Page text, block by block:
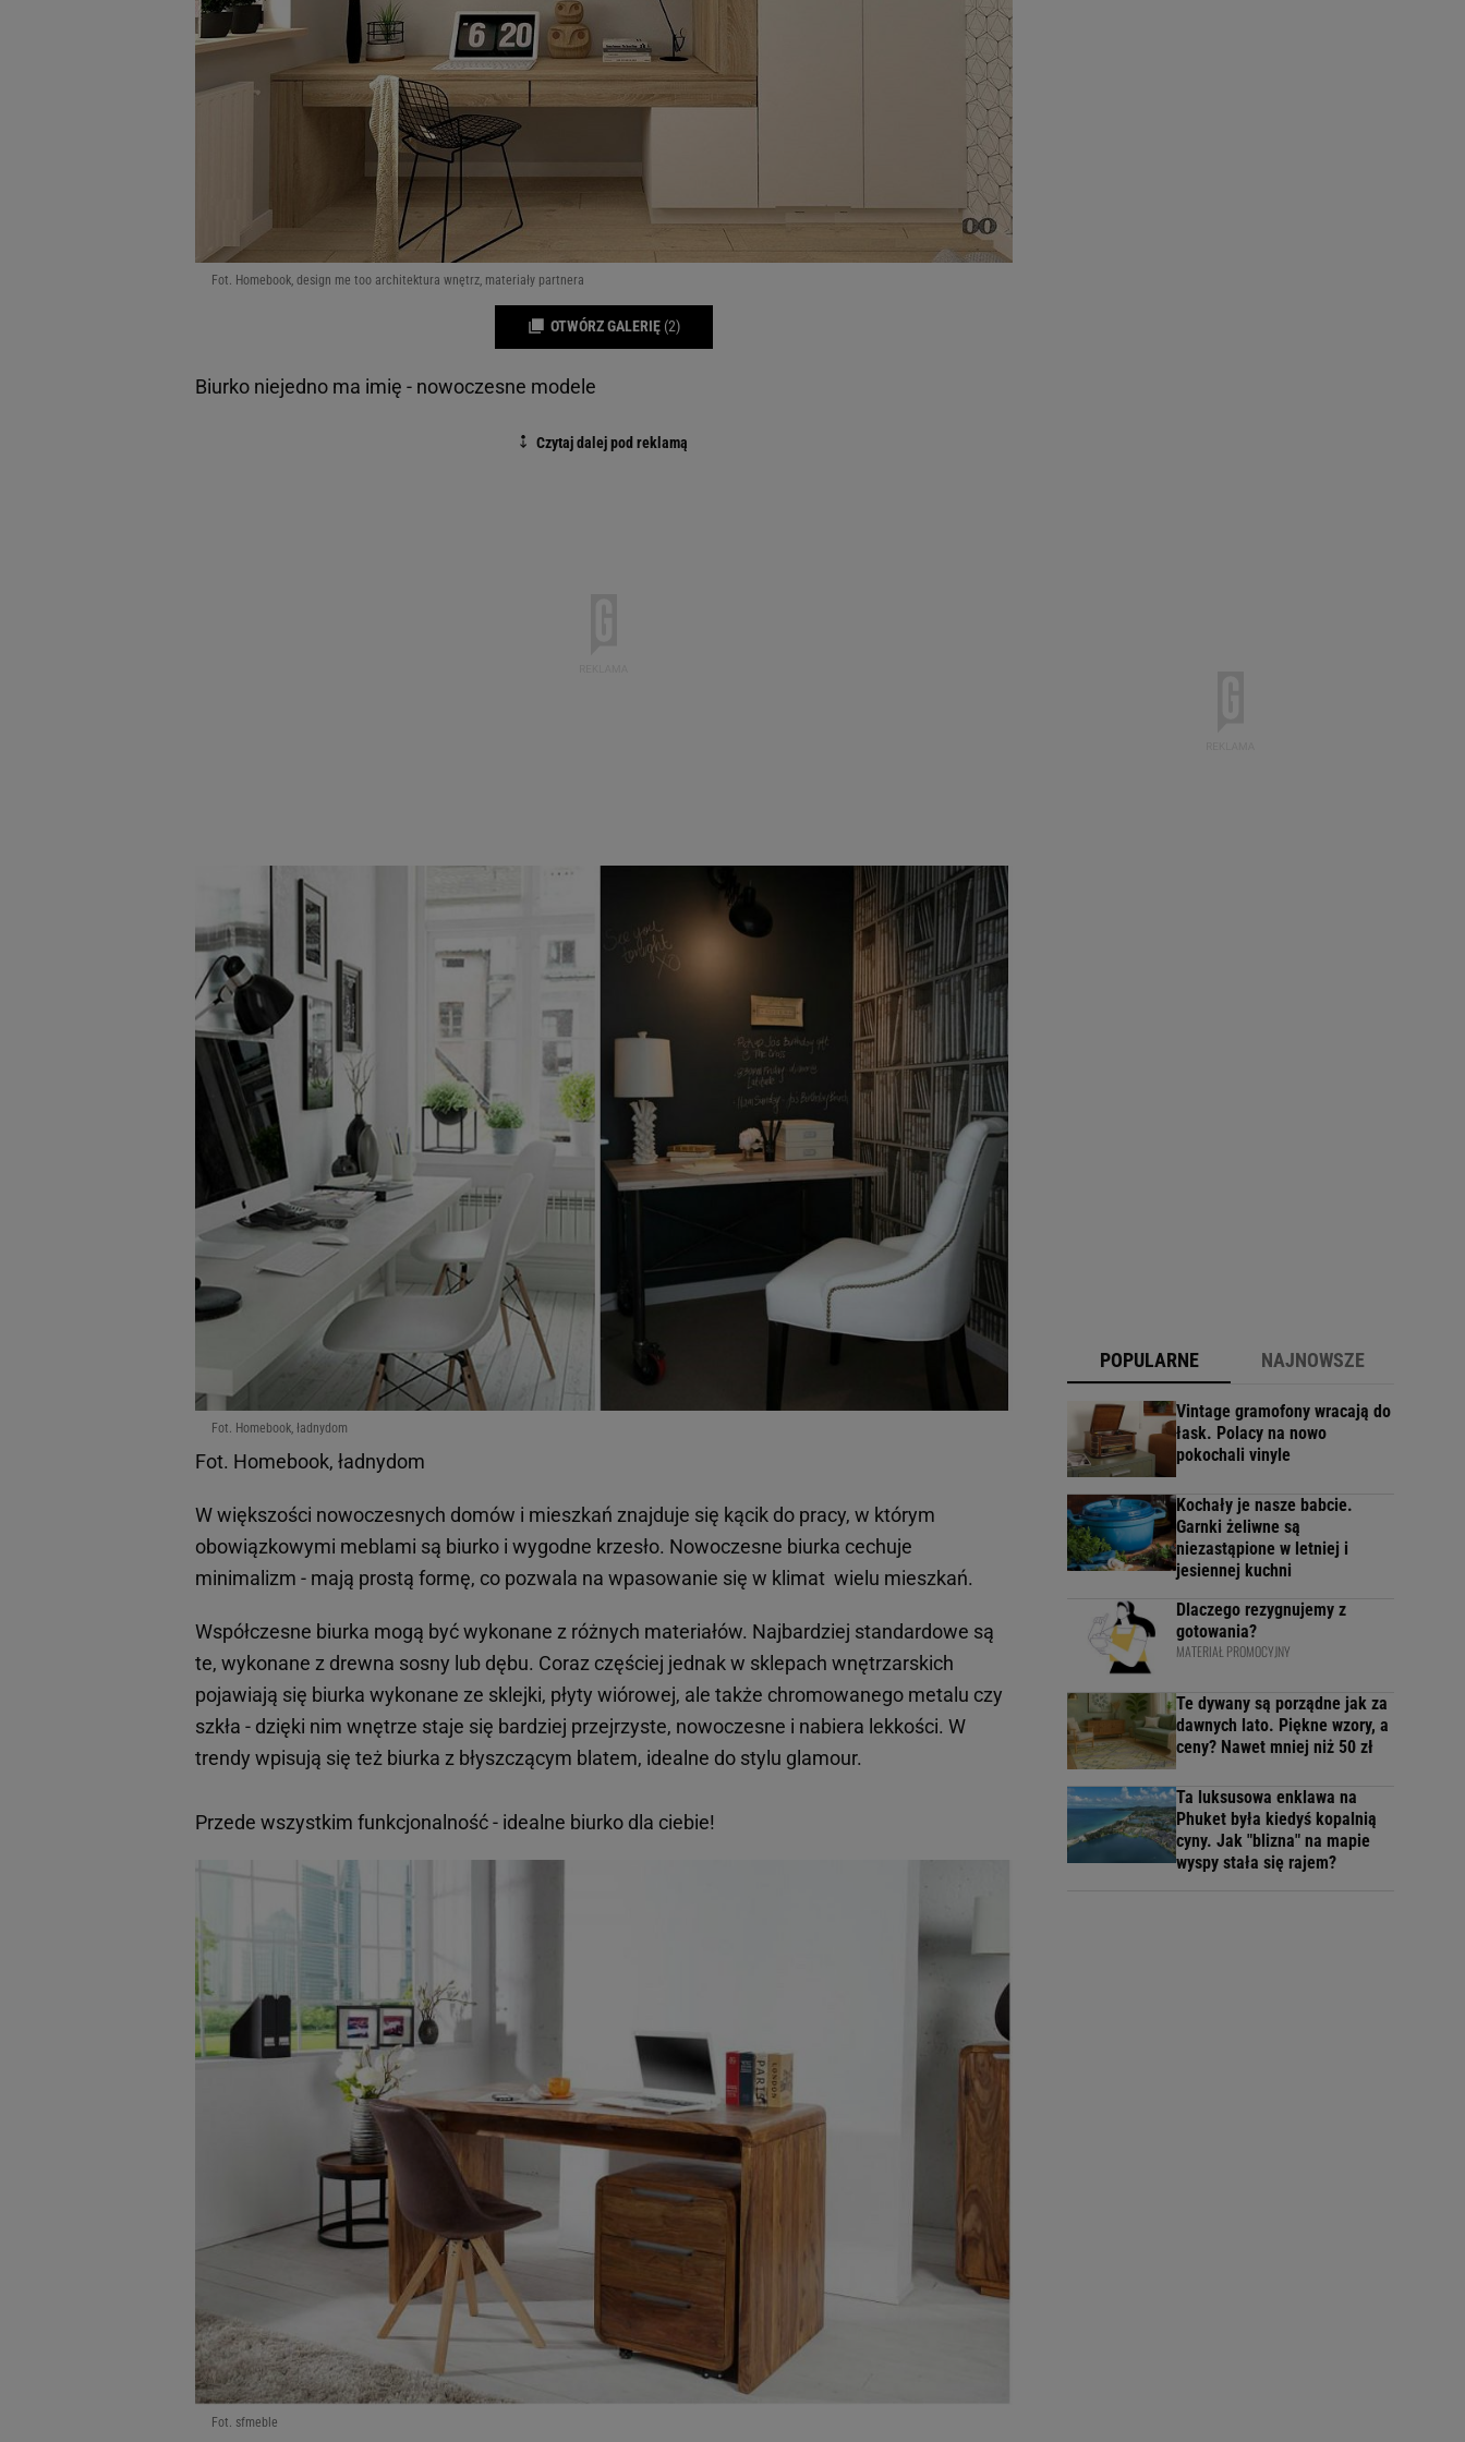
Fot. Homebook, design me too architektura wnętrz, materiały partnera
OTWÓRZ GALERIĘ (2)
Biurko niejedno ma imię - nowoczesne modele
Fot. Homebook, ładnydom
Fot. Homebook, ładnydom
W większości nowoczesnych domów i mieszkań znajduje się kącik do pracy, w którym
obowiązkowymi meblami są biurko i wygodne krzesło. Nowoczesne biurka cechuje
minimalizm - mają prostą formę, co pozwala na wpasowanie się w klimat wielu mieszkań.
Współczesne biurka mogą być wykonane z różnych materiałów. Najbardziej standardowe są
te, wykonane z drewna sosny lub dębu. Coraz częściej jednak w sklepach wnętrzarskich
pojawiają się biurka wykonane ze sklejki, płyty wiórowej, ale także chromowanego metalu czy
szkła - dzięki nim wnętrze staje się bardziej przejrzyste, nowoczesne i nabiera lekkości. W
trendy wpisują się też biurka z błyszczącym blatem, idealne do stylu glamour.
Przede wszystkim funkcjonalność - idealne biurko dla ciebie!
Fot. sfmeble
POPULARNE NAJNOWSZE
Vintage gramofony wracają do
łask. Polacy na nowo
pokochali vinyle
Kochały je nasze babcie.
Garnki żeliwne są
niezastąpione w letniej i
jesiennej kuchni
Dlaczego rezygnujemy z
gotowania?
MATERIAŁ PROMOCYJNY
Te dywany są porządne jak za
dawnych lato. Piękne wzory, a
ceny? Nawet mniej niż 50 zł
Ta luksusowa enklawa na
Phuket była kiedyś kopalnią
cyny. Jak "blizna" na mapie
wyspy stała się rajem?